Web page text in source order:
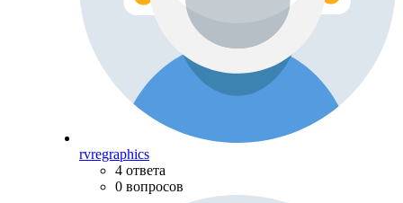
rvregraphics
4 ответа
0 вопросов